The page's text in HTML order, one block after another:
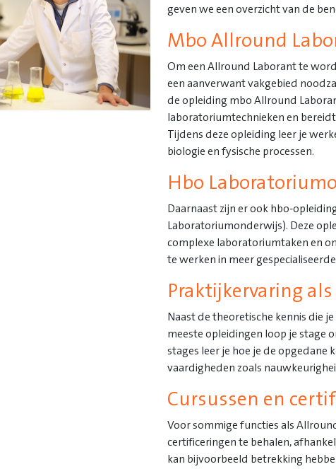
geven we een overzicht van de
Mbo Allround
Om een Allround Laborant te
een aanverwant vakgebied
de opleiding mbo Allround
laboratoriumtechnieken en
Tijdens deze opleiding leer je
biologie en fysische processen.
Hbo
Daarnaast zijn er ook hbo-
Laboratoriumonderwijs). Deze
complexe laboratoriumtaken en
te werken in meer
Praktijkervaring
Naast de theoretische kennis die
meeste opleidingen loop je stage
stages leer je hoe je de opgedane
vaardigheden zoals
Cursussen en
Voor sommige functies als
certificeringen te behalen,
kan bijvoorbeeld betrekking